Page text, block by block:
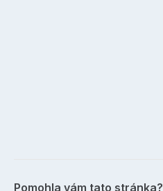
Pomohla vám tato stránka?